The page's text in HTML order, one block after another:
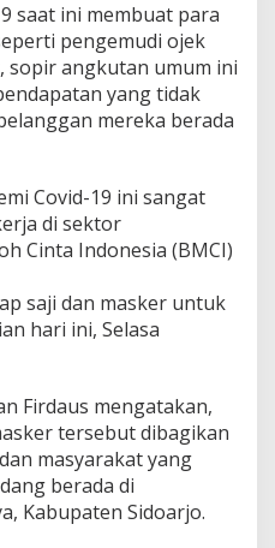
saat ini membuat para
pengemudi ojek
sopir angkutan umum ini
yang tidak
mereka berada
Covid-19 ini sangat
di sektor
Cinta Indonesia (BMCI)
saji dan masker untuk
hari ini, Selasa
Firdaus mengatakan,
tersebut dibagikan
masyarakat yang
berada di
Kabupaten Sidoarjo.